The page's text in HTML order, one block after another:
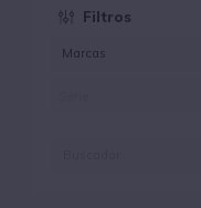
Filtros
Marcas